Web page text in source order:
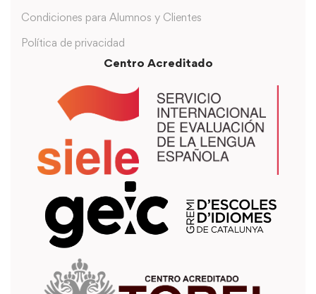
Condiciones para Alumnos y Clientes
Política de privacidad
Centro Acreditado